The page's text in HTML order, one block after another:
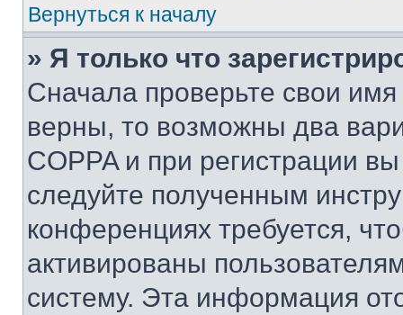
Вернуться к началу
» Я только что
Сначала проверьте свои
верны, то возможны два
COPPA и при регистрации
следуйте полученным
конференциях требуется,
активированы
систему. Эта информация